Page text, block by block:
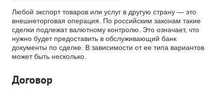
Любой экспорт товаров или услуг в другую страну — это
внешнеторговая операция. По российским законам такие
сделки подлежат валютному контролю. Это означает, что
нужно будет предоставить в обслуживающий банк
документы по сделке. В зависимости от ее типа вариантов
может быть несколько.
Договор